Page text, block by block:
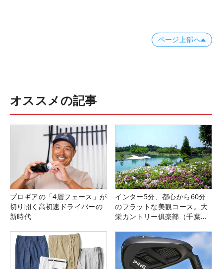
ページ上部へ
オススメの記事
プロギアの「4層フェース」が
切り開く高初速ドライバーの
新時代
インター5分、都心から60分
のフラットな美観コース。大
栄カントリー俱楽部（千葉